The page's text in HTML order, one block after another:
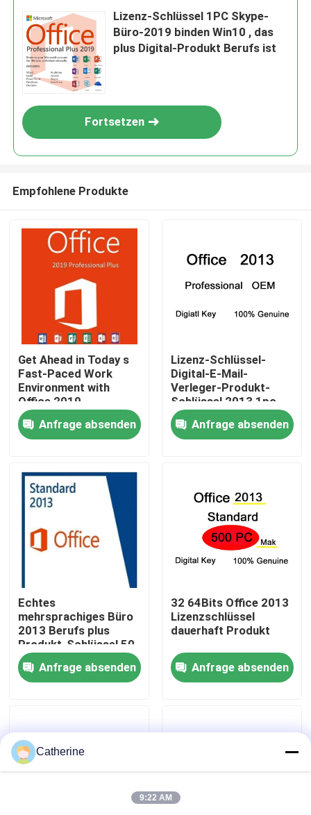
Zu Hause
Videos
Über uns
Qualitätskontrolle
Kontakt mit uns
Neuigkeiten
Office 2024 Schlüssel kaufen
Berufsplus des Büros 2021
Lizenz-Schlüssel 1PC Skype-
Büro-2019 binden Win10 , das
plus Digital-Produkt Berufs ist
Fortsetzen
Empfohlene Produkte
Get Ahead in Today s
Fast-Paced Work
Environment with
Office 2019
Professional Plus
Anfrage absenden
Lizenz-Schlüssel-
Digital-E-Mail-
Verleger-Produkt-
Schlüssel 2013 1pc
Office 2013
Anfrage absenden
Echtes
mehrsprachiges Büro
2013 Berufs plus
Produkt-Schlüssel 50
PC
Anfrage absenden
32 64Bits Office 2013
Lizenzschlüssel
dauerhaft Produkt
Anfrage absenden
Catherine
9:22 AM